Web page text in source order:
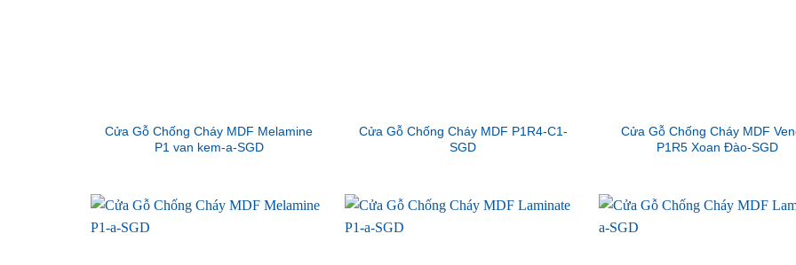
Cửa Gỗ Chống Cháy MDF Melamine
P1 van kem-a-SGD
Cửa Gỗ Chống Cháy MDF P1R4-C1-
SGD
Cửa Gỗ Chống Cháy MDF
P1R5 Xoan Đào-SGD